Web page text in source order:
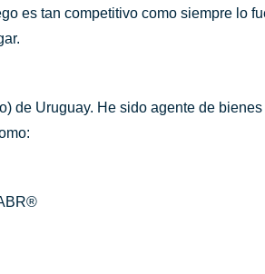
es tan competitivo como siempre lo
de Uruguay. He sido agente de